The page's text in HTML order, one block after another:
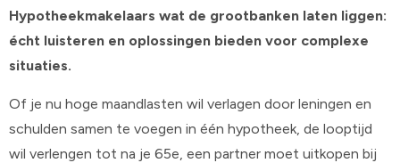
Hypotheekmakelaars wat de grootbanken laten liggen:
écht luisteren en oplossingen bieden voor complexe
situaties.
Of je nu hoge maandlasten wil verlagen door leningen en
schulden samen te voegen in één hypotheek, de looptijd
wil verlengen tot na je 65e, een partner moet uitkopen bij